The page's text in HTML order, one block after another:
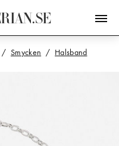
RIAN.SE
Smycken Halsband